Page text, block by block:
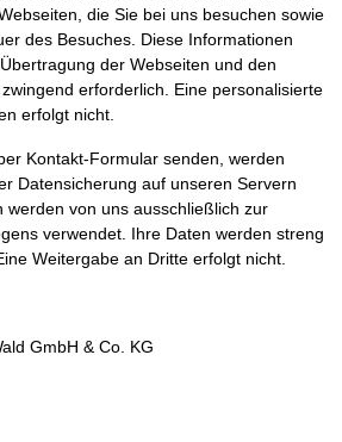
die Sie bei uns besuchen sowie
des Besuches. Diese Informationen
der Webseiten und den
erforderlich. Eine personalisierte
erfolgt nicht.
Kontakt-Formular senden, werden
Datensicherung auf unseren Servern
werden von uns ausschließlich zur
verwendet. Ihre Daten werden streng
Weitergabe an Dritte erfolgt nicht.
GmbH & Co. KG